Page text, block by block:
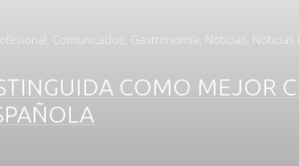
, Comunicados, Gastronomía, Noticias, Noticias
COMO MEJOR